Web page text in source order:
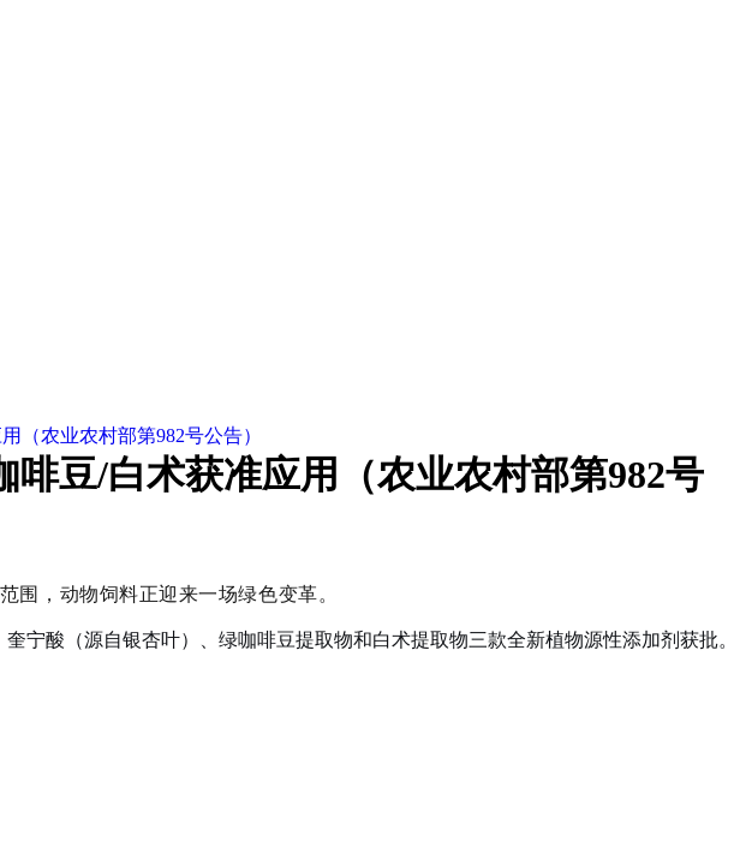
（农业农村部第982号公告）
豆/白术获准应用（农业农村部第982号
，动物饲料正迎来一场绿色变革。
酸（源自银杏叶）、绿咖啡豆提取物和白术提取物三款全新植物源性添加剂获批。